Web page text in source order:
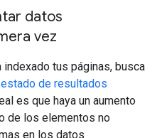
datos
vez
tus páginas, busca
de resultados
es que haya un aumento
de los elementos no
en los datos